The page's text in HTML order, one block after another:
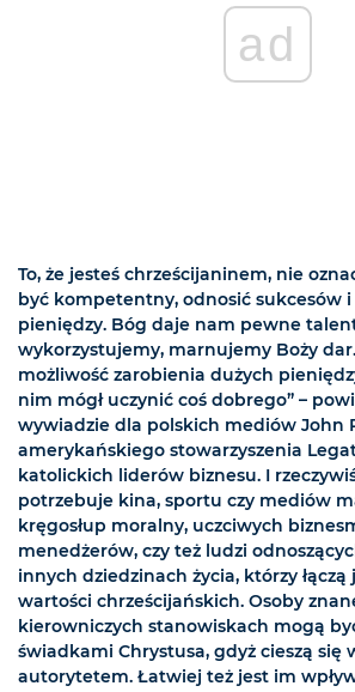
ad
To, że jesteś chrześcijaninem, nie
być kompetentny, odnosić sukcesów
pieniędzy. Bóg daje nam pewne
wykorzystujemy, marnujemy Boży
możliwość zarobienia dużych
nim mógł uczynić coś dobrego” –
wywiadzie dla polskich mediów John
amerykańskiego stowarzyszenia
katolickich liderów biznesu. I
potrzebuje kina, sportu czy mediów
kręgosłup moralny, uczciwych
menedżerów, czy też ludzi
innych dziedzinach życia, którzy
wartości chrześcijańskich. Osoby
kierowniczych stanowiskach mogą
świadkami Chrystusa, gdyż cieszą się
autorytetem. Łatwiej też jest im